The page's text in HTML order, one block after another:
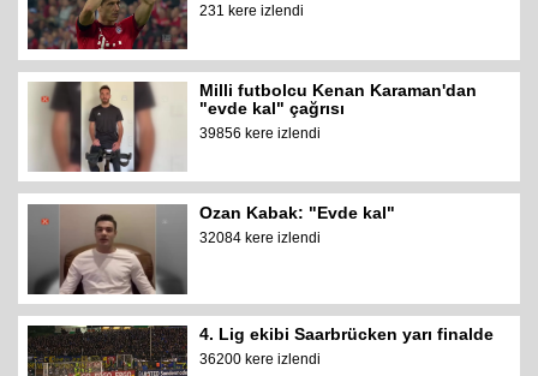
231 kere izlendi
Milli futbolcu Kenan Karaman'dan
"evde kal" çağrısı
39856 kere izlendi
Ozan Kabak: "Evde kal"
32084 kere izlendi
4. Lig ekibi Saarbrücken yarı finalde
36200 kere izlendi